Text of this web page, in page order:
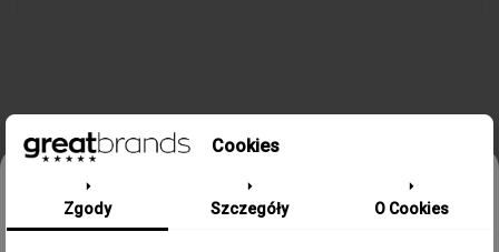
SZCZEGÓŁY PRODUKTU
Kolekcja / Linia
Cookies
Zgody Szczegóły O Cookies
Odbierz 15% rabatu na pierwsze
zamówienie w greatbrands!